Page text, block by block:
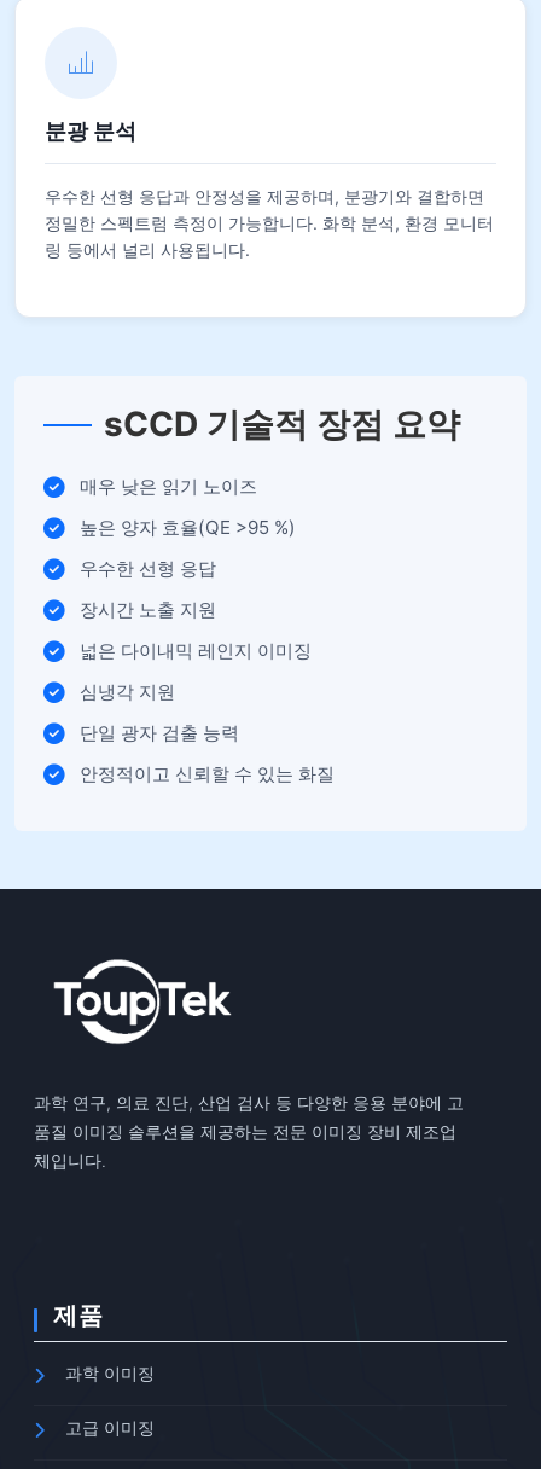
분광 분석
우수한 선형 응답과 안정성을 제공하며, 분광기와 결합하면
정밀한 스펙트럼 측정이 가능합니다. 화학 분석, 환경 모니터
링 등에서 널리 사용됩니다.
sCCD 기술적 장점 요약
매우 낮은 읽기 노이즈
높은 양자 효율(QE >95 %)
우수한 선형 응답
장시간 노출 지원
넓은 다이내믹 레인지 이미징
심냉각 지원
단일 광자 검출 능력
안정적이고 신뢰할 수 있는 화질
과학 연구, 의료 진단, 산업 검사 등 다양한 응용 분야에 고
품질 이미징 솔루션을 제공하는 전문 이미징 장비 제조업
체입니다.
제품
과학 이미징
고급 이미징